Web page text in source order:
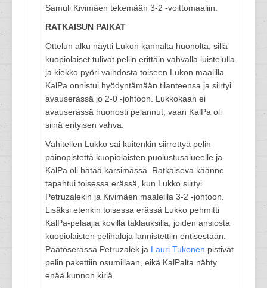
Samuli Kivimäen tekemään 3-2 -voittomaaliin.
RATKAISUN PAIKAT
Ottelun alku näytti Lukon kannalta huonolta, sillä
kuopiolaiset tulivat peliin erittäin vahvalla luistelulla
ja kiekko pyöri vaihdosta toiseen Lukon maalilla.
KalPa onnistui hyödyntämään tilanteensa ja siirtyi
avauserässä jo 2-0 -johtoon. Lukkokaan ei
avauserässä huonosti pelannut, vaan KalPa oli
siinä erityisen vahva.
Vähitellen Lukko sai kuitenkin siirrettyä pelin
painopistettä kuopiolaisten puolustusalueelle ja
KalPa oli hätää kärsimässä. Ratkaiseva käänne
tapahtui toisessa erässä, kun Lukko siirtyi
Petruzalekin ja Kivimäen maaleilla 3-2 -johtoon.
Lisäksi etenkin toisessa erässä Lukko pehmitti
KalPa-pelaajia kovilla taklauksilla, joiden ansiosta
kuopiolaisten pelihaluja lannistettiin entisestään.
Päätöserässä Petruzalek ja Lauri Tukonen pistivät
pelin pakettiin osumillaan, eikä KalPalta nähty
enää kunnon kiriä.